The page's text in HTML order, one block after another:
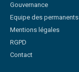
Gouvernance
Equipe des permanents
Mentions légales
RGPD
Contact